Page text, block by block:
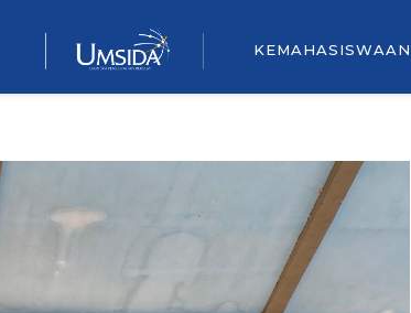
KEMAHASISWAAN